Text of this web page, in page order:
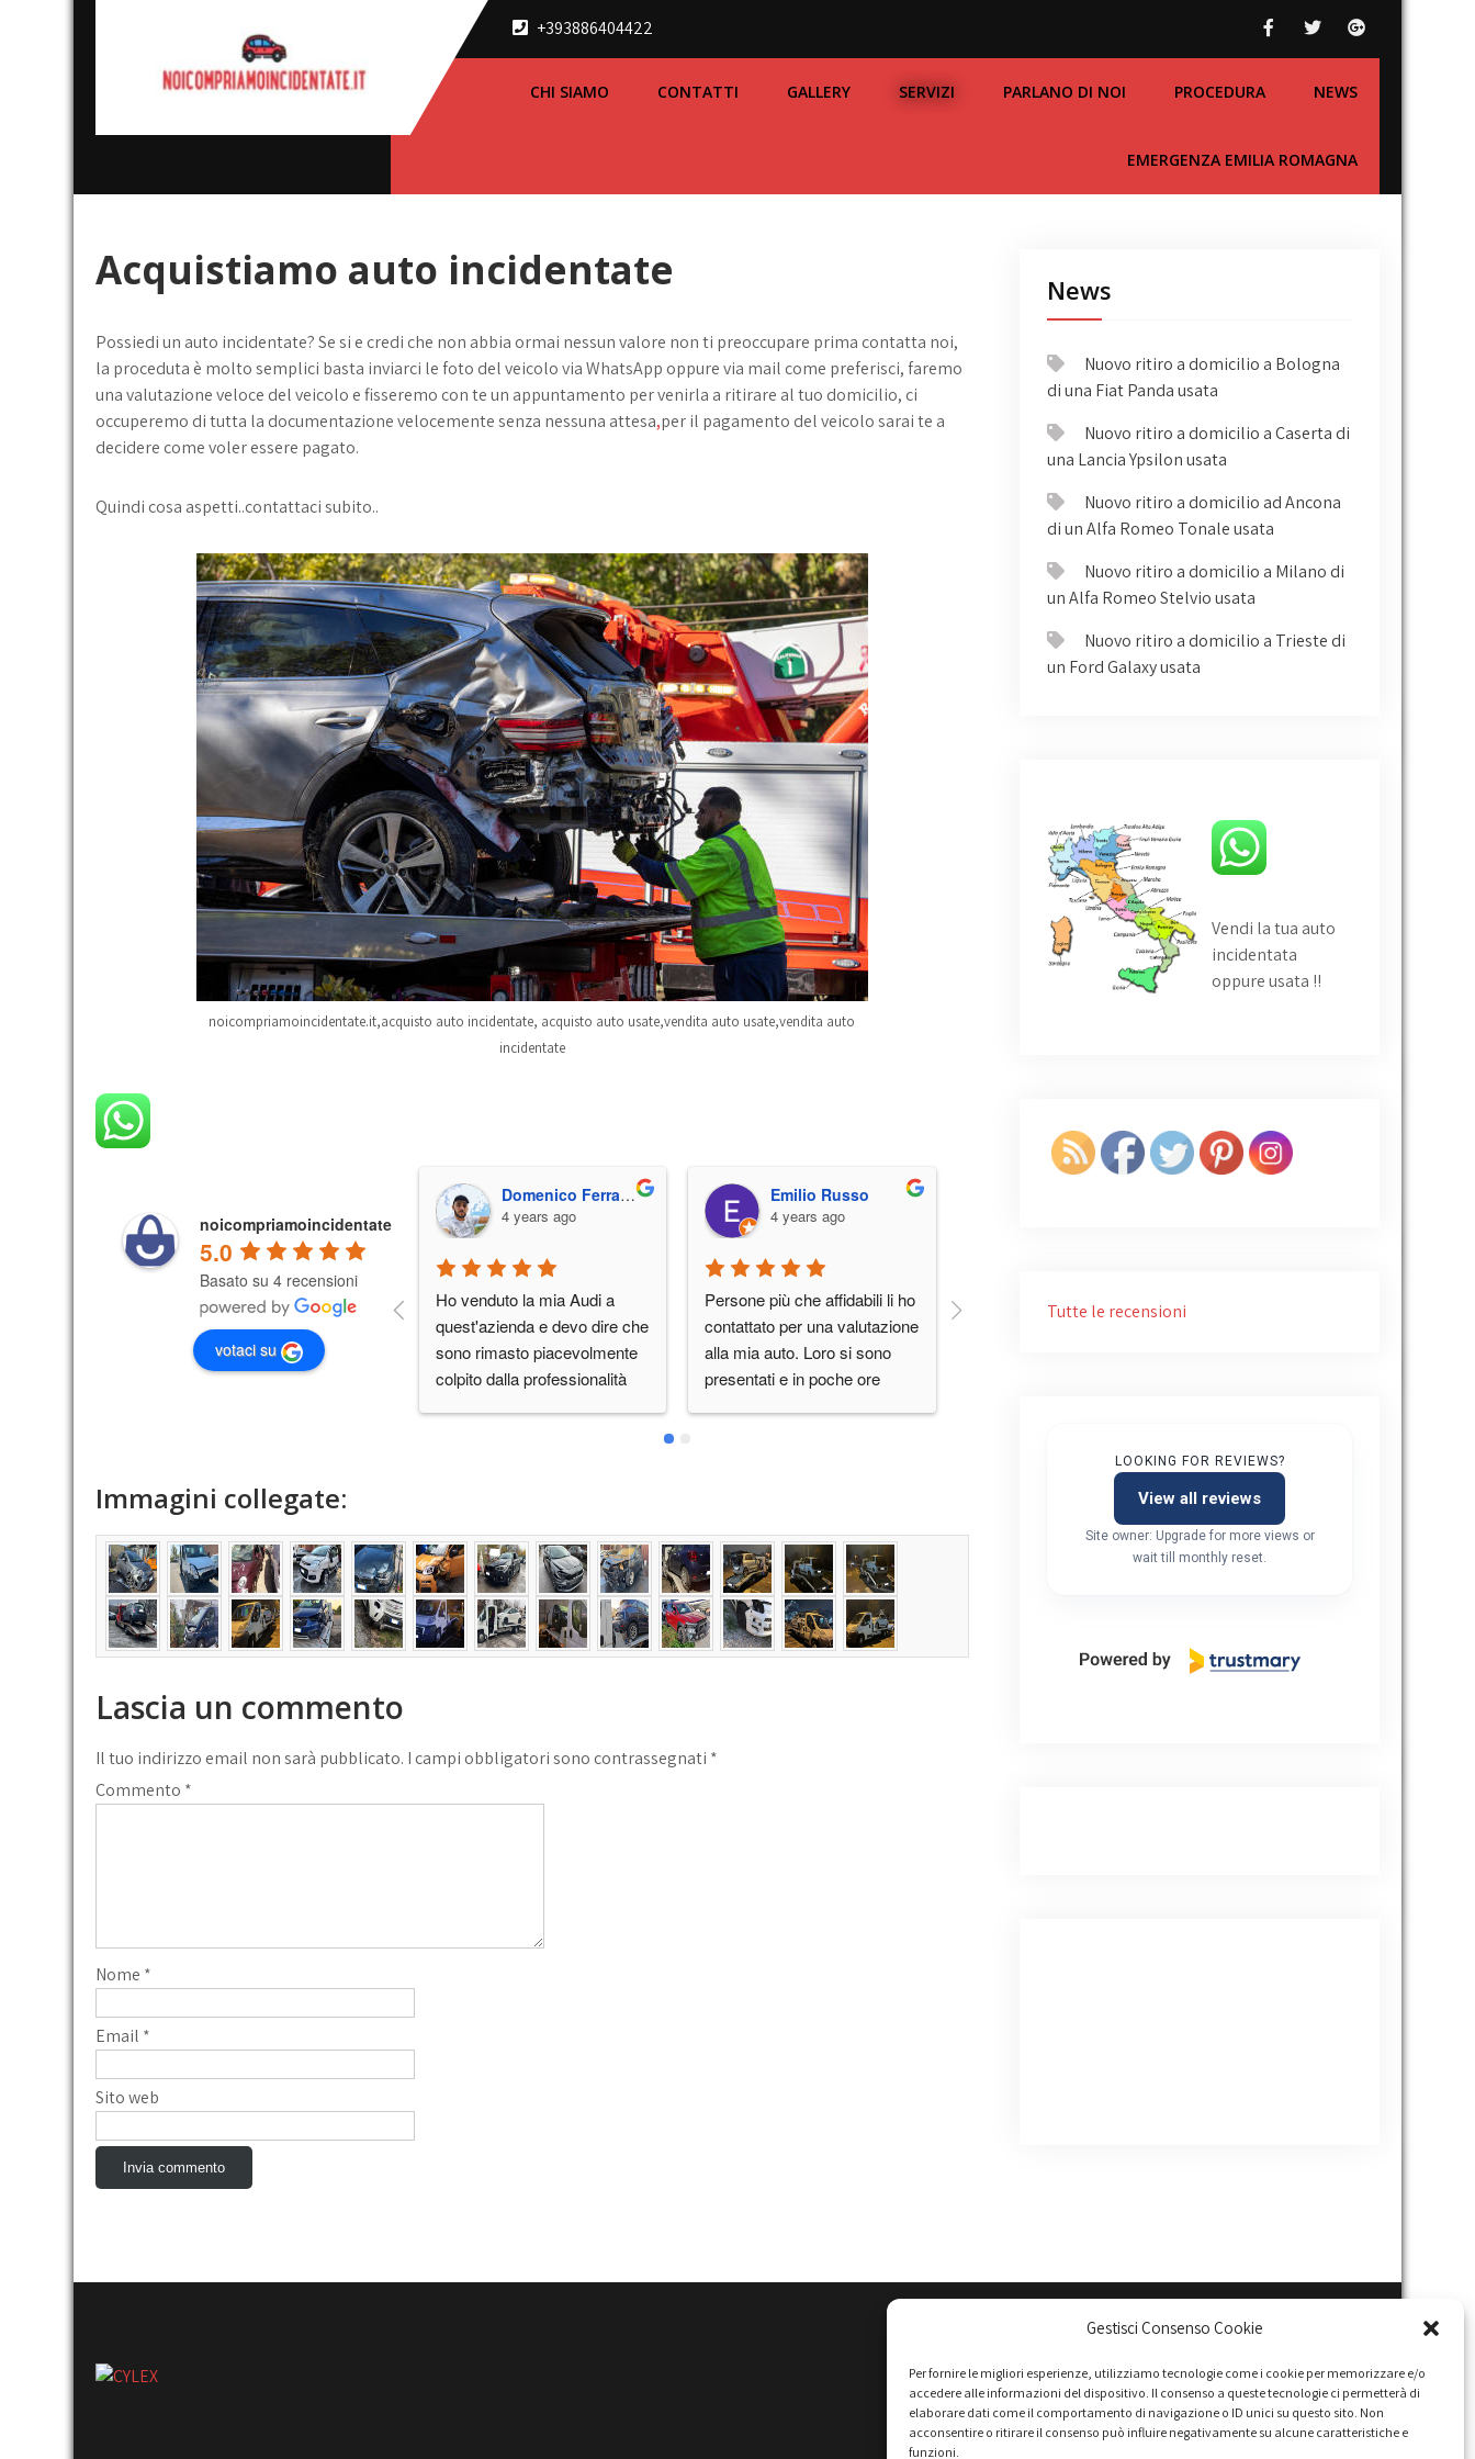
Gestisci Consenso Cookie
Per fornire le migliori esperienze, utilizziamo tecnologie come i cookie per memorizzare e/o
accedere alle informazioni del dispositivo. Il consenso a queste tecnologie ci permetterà di
elaborare dati come il comportamento di navigazione o ID unici su questo sito. Non
acconsentire o ritirare il consenso può influire negativamente su alcune caratteristiche e
funzioni.
+393886404422
Noi
incidentate
automobili
CHI SIAMO CONTATTI GALLERY SERVIZI PARLANO DI NOI PROCEDURA NEWS
EMERGENZA EMILIA ROMAGNA
Acquistiamo auto incidentate
Possiedi un auto incidentate? Se si e credi che non abbia ormai nessun valore non ti preoccupare prima contatta noi,
la proceduta è molto semplici basta inviarci le foto del veicolo via WhatsApp oppure via mail come preferisci, faremo
una valutazione veloce del veicolo e fisseremo con te un appuntamento per venirla a ritirare al tuo domicilio, ci
occuperemo di tutta la documentazione velocemente senza nessuna attesa,per il pagamento del veicolo sarai te a
decidere come voler essere pagato.
Quindi cosa aspetti..contattaci subito..
noicompriamoincidentate.it,acquisto auto incidentate, acquisto auto usate,vendita auto usate,vendita auto
incidentate
noicompriamoincidentate
5.0
Basato su 4 recensioni
votaci su
Domenico Ferraioli
4 years ago
Ho venduto la mia Audi a
quest'azienda e devo dire che
sono rimasto piacevolmente
colpito dalla professionalità
consiglio.Grazie, vi terrò
presente in futuro.
Emilio Russo
4 years ago
Persone più che affidabili li ho
contattato per una valutazione
alla mia auto. Loro si sono
presentati e in poche ore
Ottima azienda persone serie
Immagini collegate:
Lascia un commento
Il tuo indirizzo email non sarà pubblicato. I campi obbligatori sono contrassegnati *
Commento *
Nome *
Email *
Sito web
News
Nuovo ritiro a domicilio a Bologna
di una Fiat Panda usata
Nuovo ritiro a domicilio a Caserta di
una Lancia Ypsilon usata
Nuovo ritiro a domicilio ad Ancona
di un Alfa Romeo Tonale usata
Nuovo ritiro a domicilio a Milano di
un Alfa Romeo Stelvio usata
Nuovo ritiro a domicilio a Trieste di
un Ford Galaxy usata
Vendi la tua auto
incidentata
oppure usata !!
Tutte le recensioni
LOOKING FOR REVIEWS?
View all reviews
Site owner: Upgrade for more views or
wait till monthly reset.